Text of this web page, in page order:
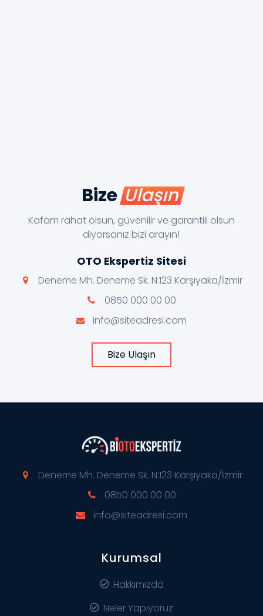
BizeUlaşın
Kafam rahat olsun, güvenilir ve garantili olsun
diyorsanız bizi arayın!
OTO Ekspertiz Sitesi
Deneme Mh. Deneme Sk. N:123 Karşıyaka/İzmir
0850 000 00 00
info@siteadresi.com
Bize Ulaşın
Deneme Mh. Deneme Sk. N:123 Karşıyaka/İzmir
0850 000 00 00
info@siteadresi.com
Kurumsal
Hakkımızda
Neler Yapıyoruz